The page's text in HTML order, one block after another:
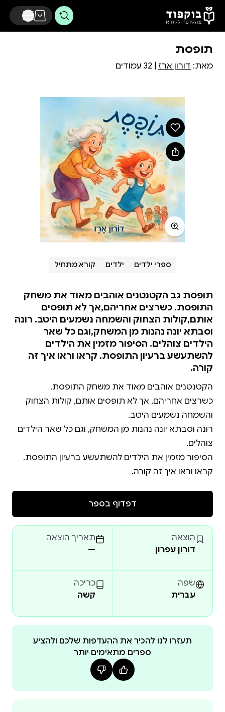
דלג לתוכן הראשי
תופסת
מאת: דורון ארז
ספרי ילדים ילדים קורא מתחיל
תופסת גב הקטנטנים אוהבים מאוד את משחק
התופסת. כשרצים אחריהם,אך לא תופסים
אותם,קולות הצחוק והשמחה נשמעים היטב. רונה
וסבתא יונה נהנות מן המשחק,וגם כל שאר
הילדים צוהלים. הסיפור מזמין את הילדים
להשתעשע ברעיון התופסת. קראו וראו איך זה
קורה.
כשרצים אחריהם, אך לא תופסים אותם, קולות הצחוק
רונה וסבתא יונה נהנות מן המשחק, וגם כל שאר הילדים
קראו וראו איך זה קורה.
דפדוף בספר
הוצאה
דורון עפרון
תאריך הוצאה
—
שפה
עברית
כריכה
קשה
תעזרו לנו להכיר את ההעדפות שלכם ולהציע
ספרים מתאימים יותר